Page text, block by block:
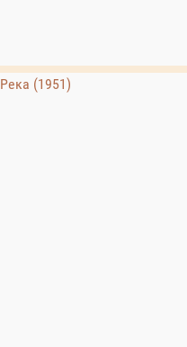
Река (1951)